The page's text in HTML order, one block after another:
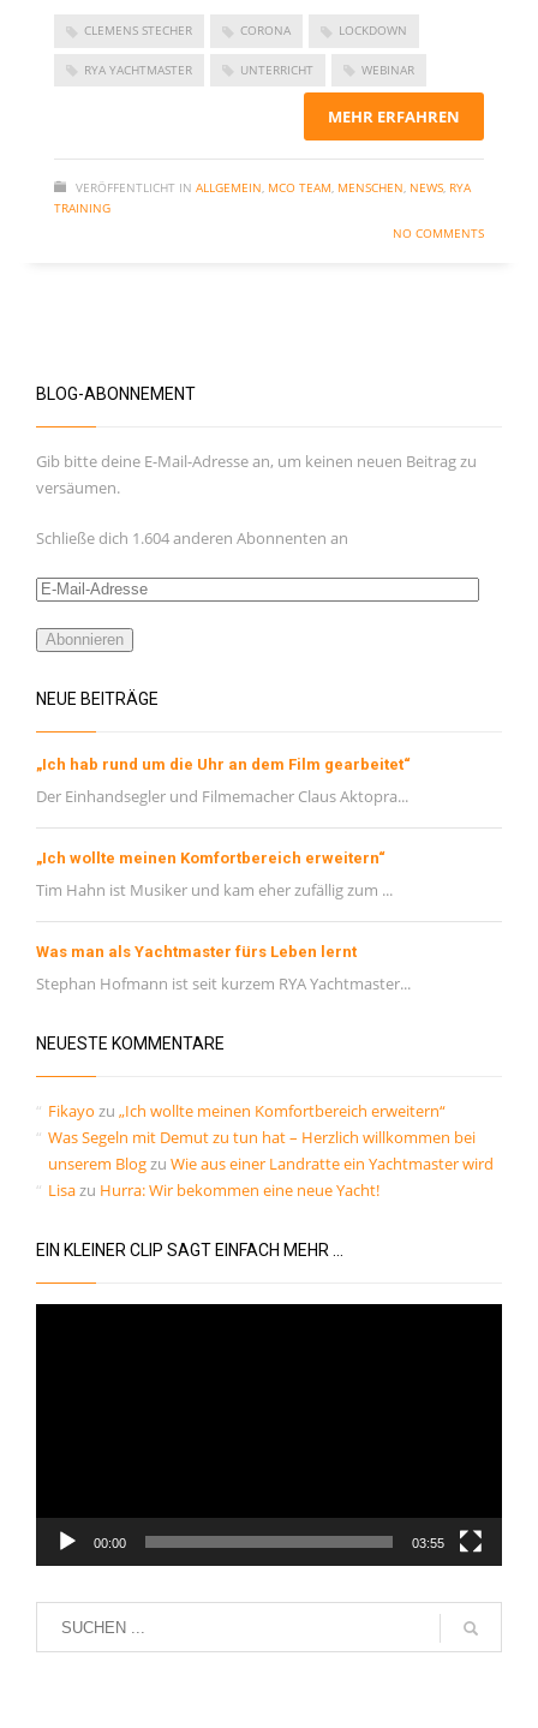
CLEMENS STECHER CORONA LOCKDOWN
RYA YACHTMASTER UNTERRICHT WEBINAR
MEHR ERFAHREN
VERÖFFENTLICHT IN ALLGEMEIN, MCO TEAM, MENSCHEN, NEWS, RYA
TRAINING
NO COMMENTS
BLOG-ABONNEMENT
Gib bitte deine E-Mail-Adresse an, um keinen neuen Beitrag zu
versäumen.
Schließe dich 1.604 anderen Abonnenten an
E-
Adresse
Abonnieren
NEUE BEITRÄGE
„Ich hab rund um die Uhr an dem Film gearbeitet“
Der Einhandsegler und Filmemacher Claus Aktopra...
„Ich wollte meinen Komfortbereich erweitern“
Tim Hahn ist Musiker und kam eher zufällig zum ...
Was man als Yachtmaster fürs Leben lernt
Stephan Hofmann ist seit kurzem RYA Yachtmaster...
NEUESTE KOMMENTARE
Fikayo zu „Ich wollte meinen Komfortbereich erweitern“
Was Segeln mit Demut zu tun hat – Herzlich willkommen bei
unserem Blogzu Wie aus einer Landratte ein Yachtmaster wird
Lisazu Hurra: Wir bekommen eine neue Yacht!
EIN KLEINER CLIP SAGT EINFACH MEHR …
00:00 03:55